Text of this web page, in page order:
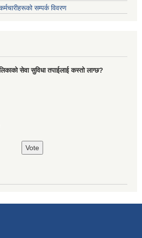
सम्पर्क विवरण
सेवा सुविधा तपाईलाई कस्तो लाग्छ?